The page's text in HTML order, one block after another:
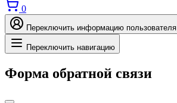
0
Переключить информацию пользователя
Переключить навигацию
Форма обратной связи